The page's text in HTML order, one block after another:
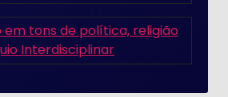
em tons de política, religião
Interdisciplinar